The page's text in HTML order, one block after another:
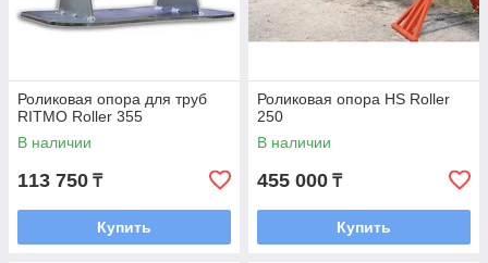
Роликовая опора для труб
RITMO Roller 355
В наличии
113 750 ₸
Купить
Роликовая опора HS Roller
250
В наличии
455 000 ₸
Купить